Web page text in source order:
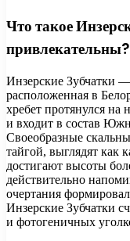
Что такое
привлекательны?
Инзерские Зубчатки
расположенная в
хребет протянулся на
и входит в состав
Своеобразные
тайгой, выглядят как
достигают высоты
действительно
очертания
Инзерские Зубчатки
и фотогеничных